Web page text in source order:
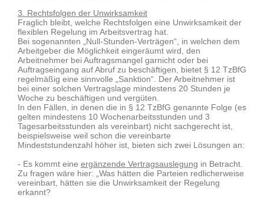
3. Rechtsfolgen der Unwirksamkeit
Fraglich bleibt, welche Rechtsfolgen eine Unwirksamkeit der
flexiblen Regelung im Arbeitsvertrag hat.
Bei sogenannten „Null-Stunden-Verträgen“, in welchen dem
Arbeitgeber die Möglichkeit eingeräumt wird, den
Arbeitnehmer bei Auftragsmangel garnicht oder bei
Auftragseingang auf Abruf zu beschäftigen, bietet § 12 TzBfG
regelmäßig eine sinnvolle „Sanktion“. Der Arbeitnehmer ist
bei einer solchen Vertragslage mindestens 20 Stunden je
Woche zu beschäftigen und vergüten.
In den Fällen, in denen die in § 12 TzBfG genannte Folge (es
gelten mindestens 10 Wochenarbeitsstunden und 3
Tagesarbeitsstunden als vereinbart) nicht sachgerecht ist,
beispielsweise weil schon die vereinbarte
Mindeststundenzahl höher ist, bieten sich zwei Lösungen an:
- Es kommt eine ergänzende Vertragsauslegung in Betracht.
Zu fragen wäre hier: „Was hätten die Parteien redlicherweise
vereinbart, hätten sie die Unwirksamkeit der Regelung
erkannt?